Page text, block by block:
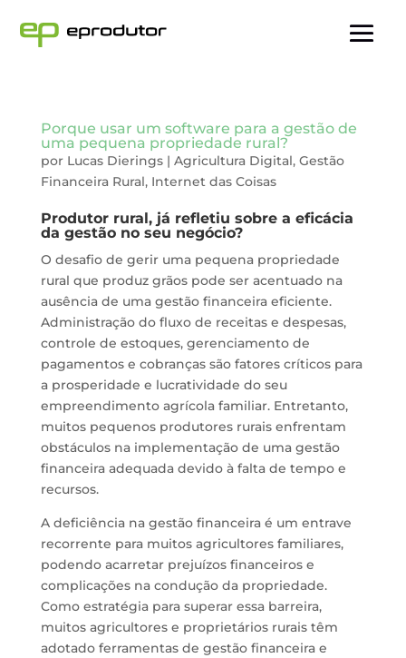
Porque usar um software para a gestão de
uma pequena propriedade rural?
por Lucas Dierings| Agricultura Digital, Gestão
Financeira Rural, Internet das Coisas
Produtor rural, já refletiu sobre a eficácia
da gestão no seu negócio?
O desafio de gerir uma pequena propriedade
rural que produz grãos pode ser acentuado na
ausência de uma gestão financeira eficiente.
Administração do fluxo de receitas e despesas,
controle de estoques, gerenciamento de
pagamentos e cobranças são fatores críticos para
a prosperidade e lucratividade do seu
empreendimento agrícola familiar. Entretanto,
muitos pequenos produtores rurais enfrentam
obstáculos na implementação de uma gestão
financeira adequada devido à falta de tempo e
recursos.
A deficiência na gestão financeira é um entrave
recorrente para muitos agricultores familiares,
podendo acarretar prejuízos financeiros e
complicações na condução da propriedade.
Como estratégia para superar essa barreira,
muitos agricultores e proprietários rurais têm
adotado ferramentas de gestão financeira e